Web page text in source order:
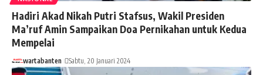
Hadiri Akad Nikah Putri Stafsus, Wakil Presiden
Ma’ruf Amin Sampaikan Doa Pernikahan untuk Kedua
Mempelai
wartabanten Sabtu, 20 Januari 2024